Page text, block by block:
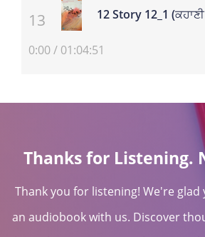
12 Story 12_1 (ਕਹਾਣੀ
0:00/ 01:04:51
Thanks for Listening.
Thank you for listening! We're
an audiobook with us. Discover